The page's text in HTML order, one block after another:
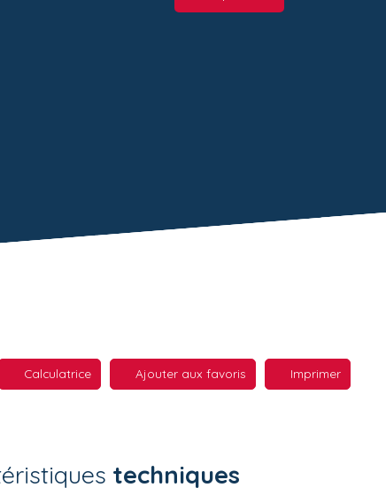
Calculatrice Ajouter aux favoris Imprimer
techniques